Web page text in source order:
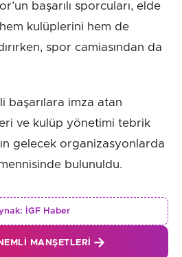
başarılı sporcuları, elde
kulüplerini hem de
spor camiasından da
başarılara imza atan
ve kulüp yönetimi tebrik
gelecek organizasyonlarda
bulunuldu.
İGF Haber
MANŞETLERI